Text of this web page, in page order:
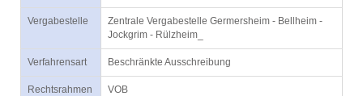
Vergabestelle
Zentrale Vergabestelle Germersheim - Bellheim -
Jockgrim - Rülzheim_
Verfahrensart Beschränkte Ausschreibung
Rechtsrahmen VOB